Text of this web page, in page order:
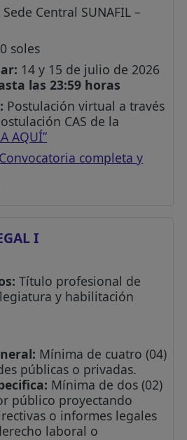
Sede Central SUNAFIL –
soles
14 y 15 de julio de 2026
las 23:59 horas
Postulación virtual a través
CAS de la
AQUÍ”
completa y
I
Título profesional de
y habilitación
Mínima de cuatro (04)
públicas o privadas.
Mínima de dos (02)
público proyectando
o informes legales
laboral o